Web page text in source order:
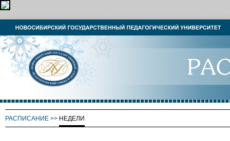
РАСПИСАНИЕ >> НЕДЕЛИ